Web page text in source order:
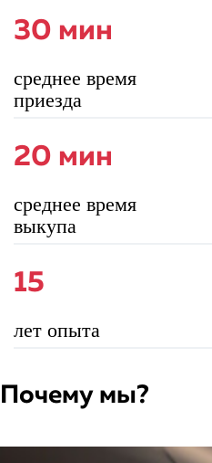
30 мин
среднее время
приезда
20 мин
среднее время
выкупа
15
лет опыта
Почему мы?